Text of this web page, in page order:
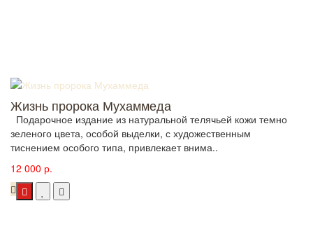
Жизнь пророка Мухаммеда
Подарочное издание из натуральной телячьей кожи темно
зеленого цвета, особой выделки, с художественным
тиснением особого типа, привлекает внима..
12 000 р.